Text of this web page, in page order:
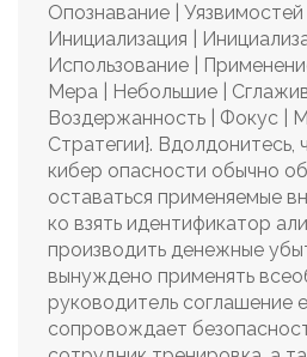
Опознавание | Уязвимостей
Инициализация |
Использование |
Мера | Небольшие |
Воздержанность | Фокус |
Стратегии}. Вдолдонитесь,
кибер опасности обычно
оставаться применяемые
ко взять идентификатор
производить денежные
вынуждено применять
руководитель соглашение
сопровождает